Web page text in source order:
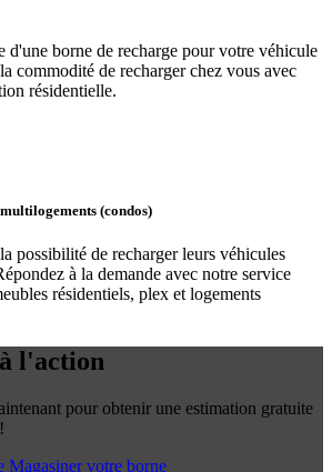
d'une borne de recharge pour votre véhicule
commodité de recharger chez vous avec
résidentielle.
(condos)
possibilité de recharger leurs véhicules
à la demande avec notre service
résidentiels, plex et logements
l'action
pour obtenir une estimation gratuite
Magasiner votre borne